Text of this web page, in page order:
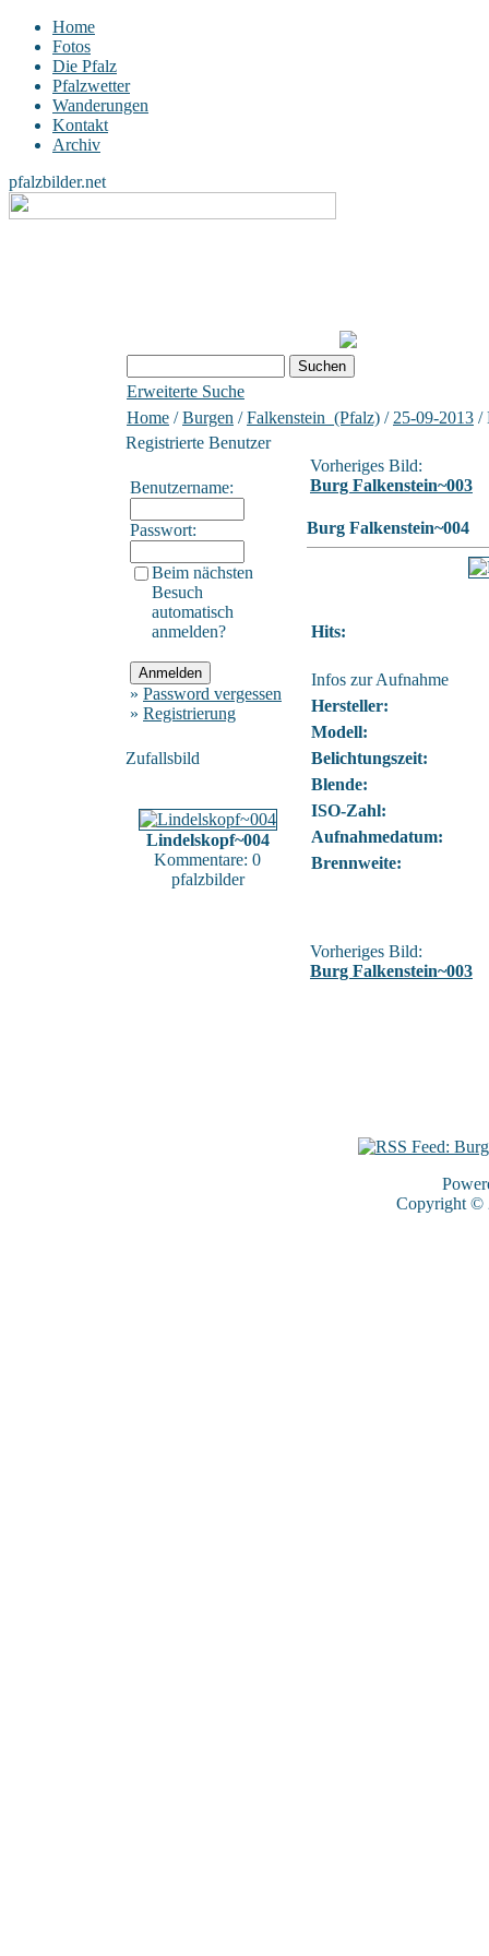
Home
Fotos
Die Pfalz
Pfalzwetter
Wanderungen
Kontakt
Archiv
pfalzbilder.net
Erweiterte Suche
Home /Burgen /Falkenstein_(Pfalz) / 25-09-2013 /
Registrierte Benutzer
Benutzername:
Passwort:
Beim nächsten
Besuch
automatisch
anmelden?
» Password vergessen
» Registrierung
Zufallsbild
Lindelskopf~004
Kommentare: 0
pfalzbilder
Vorheriges Bild:
Burg Falkenstein~003
Burg Falkenstein~004
Hits:
Infos zur Aufnahme
Hersteller:
Modell:
Belichtungszeit:
Blende:
ISO-Zahl:
Aufnahmedatum:
Brennweite:
Vorheriges Bild:
Burg Falkenstein~003
Copyright ©